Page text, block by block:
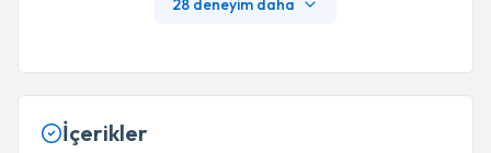
28 deneyim daha
İçerikler